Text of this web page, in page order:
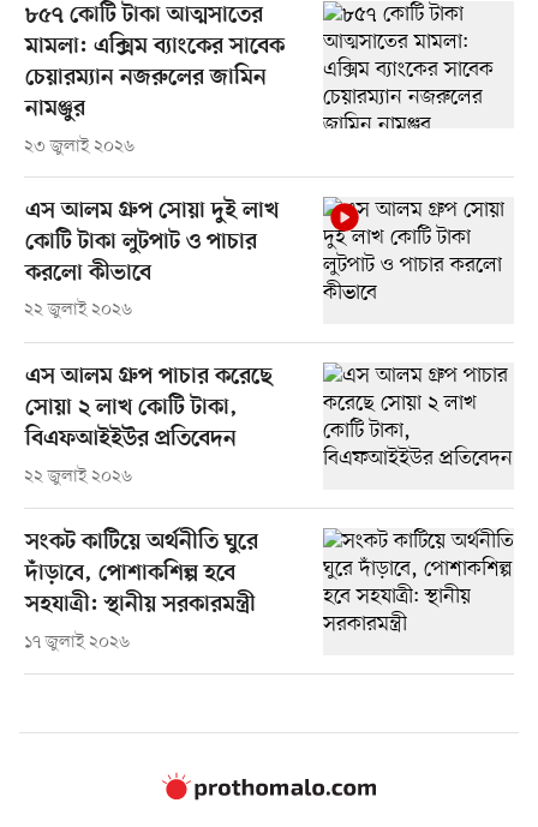
৮৫৭ কোটি টাকা আত্মসাতের
মামলা: এক্সিম ব্যাংকের সাবেক
চেয়ারম্যান নজরুলের জামিন
নামঞ্জুর
২৩ জুলাই ২০২৬
এস আলম গ্রুপ সোয়া দুই লাখ
কোটি টাকা লুটপাট ও পাচার
করলো কীভাবে
২২ জুলাই ২০২৬
এস আলম গ্রুপ পাচার করেছে
সোয়া ২ লাখ কোটি টাকা,
বিএফআইইউর প্রতিবেদন
২২ জুলাই ২০২৬
সংকট কাটিয়ে অর্থনীতি ঘুরে
দাঁড়াবে, পোশাকশিল্প হবে
সহযাত্রী: স্থানীয় সরকারমন্ত্রী
১৭ জুলাই ২০২৬